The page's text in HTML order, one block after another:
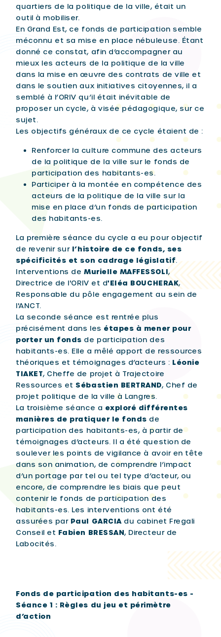
quartiers de la politique de la ville, était un
outil à mobiliser.
En Grand Est, ce fonds de participation semble
méconnu et sa mise en place nébuleuse. Étant
donné ce constat, afin d’accompagner au
mieux les acteurs de la politique de la ville
dans la mise en œuvre des contrats de ville et
dans le soutien aux initiatives citoyennes, il a
semblé à l’ORIV qu’il était inévitable de
proposer un cycle, à visée pédagogique, sur ce
sujet.
Les objectifs généraux de ce cycle étaient de :
Renforcer la culture commune des acteurs
de la politique de la ville sur le fonds de
participation des habitants-es.
Participer à la montée en compétence des
acteurs de la politique de la ville sur la
mise en place d’un fonds de participation
des habitants-es.
La première séance du cycle a eu pour objectif
de revenir surl’histoire de ce fonds, ses
spécificités et son cadrage législatif.
Interventions deMurielle MAFFESSOLI,
Directrice de l'ORIV et d'Eléa BOUCHERAK,
Responsable du pôle engagement au sein de
l'ANCT.
La seconde séance est rentrée plus
précisément dans les étapes à mener pour
porter un fonds de participation des
habitants-es. Elle a mêlé apport de ressources
théoriques et témoignages d’acteurs : Léonie
TIAKET, Cheffe de projet à Trajectoire
Ressources et Sébastien BERTRAND, Chef de
projet politique de la ville à Langres.
La troisième séance a exploré différentes
manières de pratiquer le fonds de
participation des habitants-es, à partir de
témoignages d’acteurs. Il a été question de
soulever les points de vigilance à avoir en tête
dans son animation, de comprendre l’impact
d’un portage par tel ou tel type d’acteur, ou
encore, de comprendre les biais que peut
contenir le fonds de participation des
habitants-es. Les interventions ont été
assurées par Paul GARCIA du cabinet Fregali
Conseil et Fabien BRESSAN, Directeur de
Labocités.
Fonds de participation des habitants-es -
Séance 1 : Règles du jeu et périmètre
d’action